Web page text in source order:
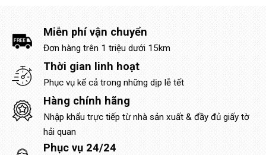
Miễn phí vận chuyển
Đơn hàng trên 1 triệu dưới 15km
Thời gian linh hoạt
Phục vụ kể cả trong những dịp lễ tết
Hàng chính hãng
Nhập khẩu trực tiếp từ nhà sản xuất & đầy đủ giấy tờ
hải quan
Phục vụ 24/24